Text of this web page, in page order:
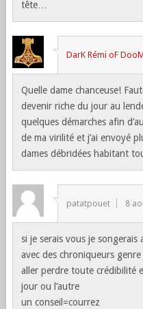
tête…
DarK Rémi oF
Quelle dame chanceuse!
devenir riche du jour au
quelques démarches afin
de ma virilité et j’ai envoyé
dames débridées habitant
patatpouet 8
si je serais vous je songerais
avec des chroniqueurs
aller perdre toute crédibilité
jour ou l’autre
un conseil=courrez